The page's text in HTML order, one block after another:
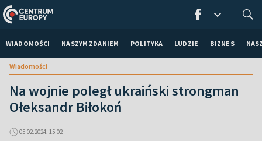
WIADOMOŚCI NASZYM ZDANIEM POLITYKA LUDZIE BIZNES
Wiadomości
Na wojnie poległ ukraiński strongman
Ołeksandr Biłokoń
05.02.2024, 15:02